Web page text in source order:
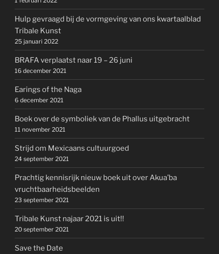
Hulp gevraagd bij de vormgeving van ons kwartaalblad
Tribale Kunst
25 januari 2022
BRAFA verplaatst naar 19 – 26 juni
16 december 2021
Earings of the Naga
6 december 2021
Boek over de symboliek van de Phallus uitgebracht
11 november 2021
Strijd om Mexicaans cultuurgoed
24 september 2021
Prachtig kennisrijk nieuw boek uit over Akua’ba
vruchtbaarheidsbeelden
23 september 2021
Tribale Kunst najaar 2021 is uit!!
20 september 2021
Save the Date